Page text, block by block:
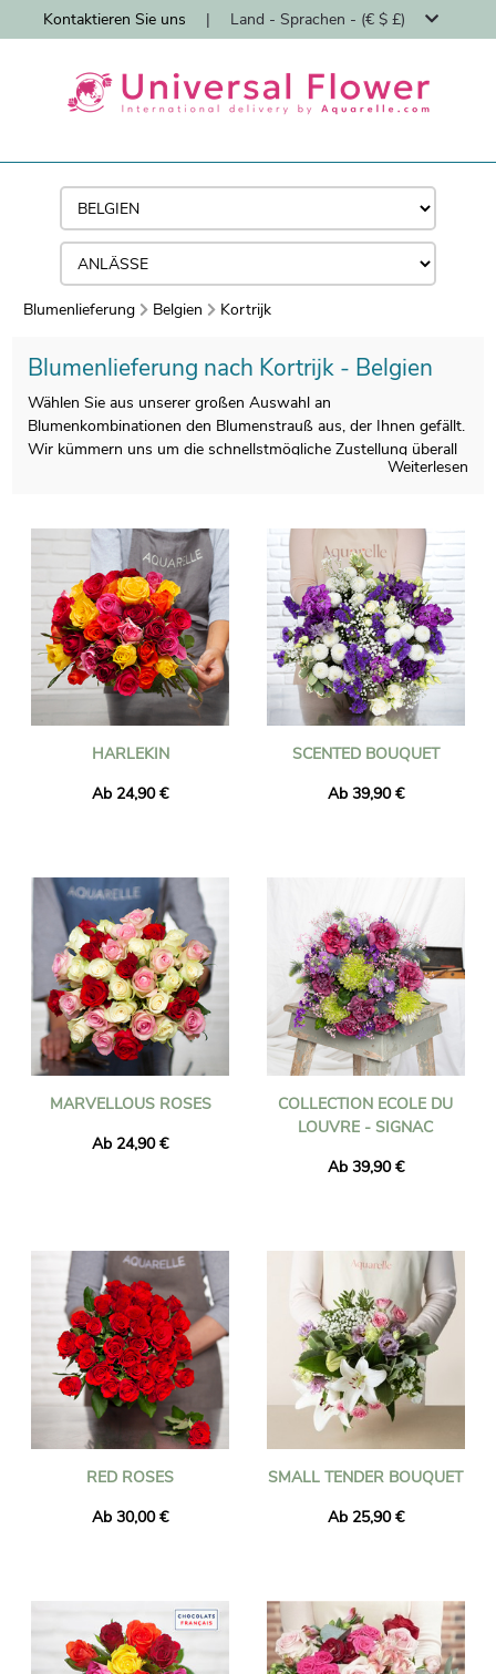
Kontaktieren Sie uns | Land - Sprachen - (€ $ £)
Blumenlieferung Belgien Kortrijk
Blumenlieferung nach Kortrijk - Belgien
Wählen Sie aus unserer großen Auswahl an
Blumenkombinationen den Blumenstrauß aus, der Ihnen gefällt.
Wir kümmern uns um die schnellstmögliche Zustellung überall
und stellen sicher, dass die gelieferten Blumen frisch und
saisonal sind. Sie können sicher sein, dass der von Ihnen
bestellte Blumenstrauß genau mit dem von uns gelieferten
identisch ist. Um sicherzustellen, dass es dasselbe ist, machen
wir immer ein Foto davon und senden es Ihnen per E-Mail.
Weiterlesen
HARLEKIN
Ab 24,90 €
SCENTED BOUQUET
Ab 39,90 €
MARVELLOUS ROSES
Ab 24,90 €
COLLECTION ECOLE DU
LOUVRE - SIGNAC
Ab 39,90 €
RED ROSES
Ab 30,00 €
SMALL TENDER BOUQUET
Ab 25,90 €